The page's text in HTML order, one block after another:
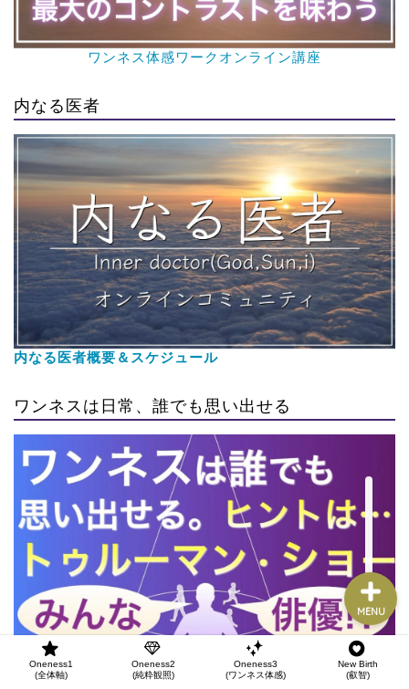
ワンネス体感ワークオンライン講座
内なる医者
内なる医者概要＆スケジュール
ワンネスは日常、誰でも思い出せる
https://youtu.be/Qhn5woGxOCI
Oneness1
(全体軸)
Oneness2
(純粋観照)
Oneness3
(ワンネス体感)
New Birth
(叡智)
MENU
Oneness1
(全体軸)
Oneness2
Oneness3
(ワンネス体感)
New Birth
(叡智)